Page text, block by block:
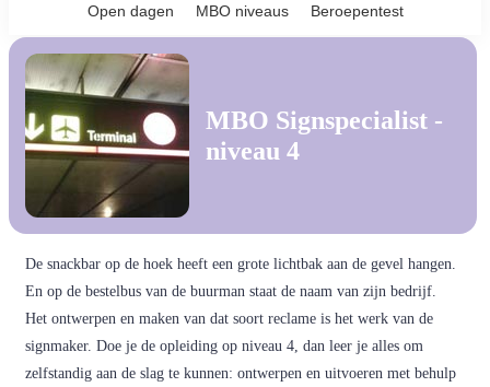
Open dagen MBO niveaus Beroepentest
MBO Signspecialist -
niveau 4
De snackbar op de hoek heeft een grote lichtbak aan de gevel hangen.
En op de bestelbus van de buurman staat de naam van zijn bedrijf.
Het ontwerpen en maken van dat soort reclame is het werk van de
signmaker. Doe je de opleiding op niveau 4, dan leer je alles om
zelfstandig aan de slag te kunnen: ontwerpen en uitvoeren met behulp